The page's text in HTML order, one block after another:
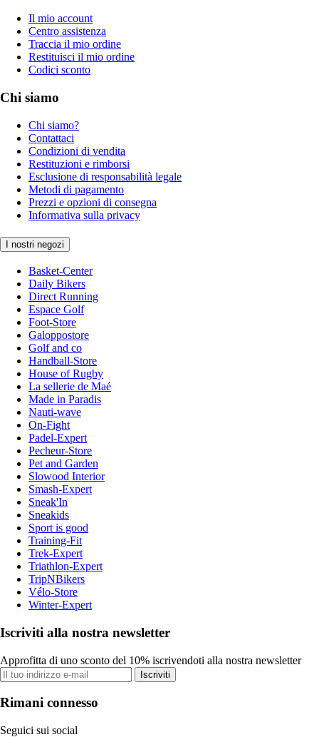
Il mio account
Centro assistenza
Traccia il mio ordine
Restituisci il mio ordine
Codici sconto
Chi siamo
Chi siamo?
Contattaci
Condizioni di vendita
Restituzioni e rimborsi
Esclusione di responsabilità legale
Metodi di pagamento
Prezzi e opzioni di consegna
Informativa sulla privacy
I nostri negozi
Basket-Center
Daily Bikers
Direct Running
Espace Golf
Foot-Store
Galoppostore
Golf and co
Handball-Store
House of Rugby
La sellerie de Maé
Made in Paradis
Nauti-wave
On-Fight
Padel-Expert
Pecheur-Store
Pet and Garden
Slowood Interior
Smash-Expert
Sneak'In
Sneakids
Sport is good
Training-Fit
Trek-Expert
Triathlon-Expert
TripNBikers
Vélo-Store
Winter-Expert
Iscriviti alla nostra newsletter
Approfitta di uno sconto del 10% iscrivendoti alla nostra newsletter
Iscriviti
Rimani connesso
Seguici sui social